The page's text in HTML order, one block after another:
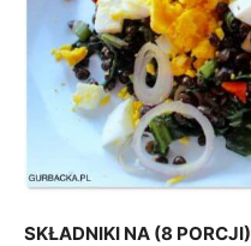
SKŁADNIKI NA (8 PORCJI)